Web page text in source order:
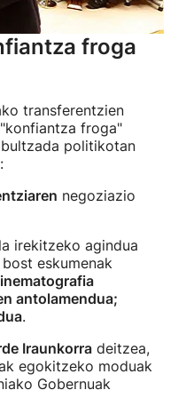
froga
transferentzien
froga"
politikotan
negoziazio
irekitzeko agindua
eskumenak
antolamendua;
.
Iraunkorra deitzea,
egokitzeko moduak
Gobernuak